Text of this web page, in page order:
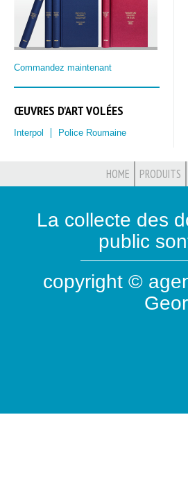
Commandez maintenant
ŒUVRES D'ART VOLÉES
Interpol Police Roumaine
HOME PRODUITS
La collecte des
public
copyright ©